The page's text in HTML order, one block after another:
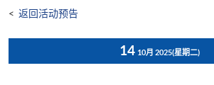
< 返回活动预告
14 10月 2025(星期二)